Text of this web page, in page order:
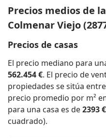
Precios medios de
Colmenar Viejo
Precios de casas
El precio mediano para
562.454 €. El precio de
propiedades se sitúa entre
precio promedio por m²
para una casa es de2393 €
cuadrado).